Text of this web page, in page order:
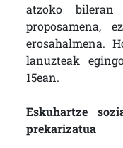
atzoko bileran
proposamena,
erosahalmena.
lanuzteak
15ean.
Eskuhartze
prekarizatua